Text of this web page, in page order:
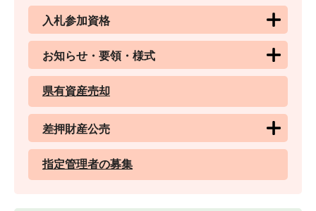
入札参加資格
お知らせ・要領・様式
県有資産売却
差押財産公売
指定管理者の募集